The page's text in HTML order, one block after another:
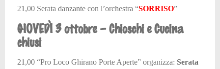
21,00 Serata danzante con l’orchestra “SORRISO”
GIOVEDÌ 3 ottobre– Chioschi e Cucina
chiusi
21,00 “Pro Loco Ghirano Porte Aperte” organizza: Serata